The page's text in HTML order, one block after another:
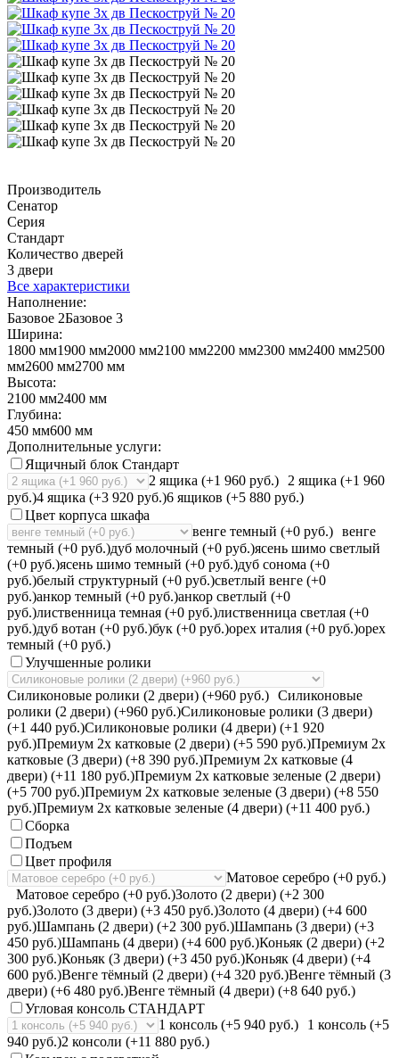
Производитель
Сенатор
Серия
Стандарт
Количество дверей
3 двери
Все характеристики
Наполнение:
Базовое 2Базовое 3
Ширина:
1800 мм1900 мм2000 мм2100 мм2200 мм2300 мм2400 мм2500
мм2600 мм2700 мм
Высота:
2100 мм2400 мм
Глубина:
450 мм600 мм
Дополнительные услуги:
Ящичный блок Стандарт
2 ящика (+1 960 руб.)
2 ящика (+1 960
руб.)4 ящика (+3 920 руб.)6 ящиков (+5 880 руб.)
Цвет корпуса шкафа
венге темный (+0 руб.) венге
темный (+0 руб.)дуб молочный (+0 руб.)ясень шимо светлый
(+0 руб.)ясень шимо темный (+0 руб.)дуб сонома (+0
руб.)белый структурный (+0 руб.)светлый венге (+0
руб.)анкор темный (+0 руб.)анкор светлый (+0
руб.)лиственница темная (+0 руб.)лиственница светлая (+0
руб.)дуб вотан (+0 руб.)бук (+0 руб.)орех италия (+0 руб.)орех
темный (+0 руб.)
Улучшенные ролики
Силиконовые ролики (2 двери) (+960 руб.) Силиконовые
ролики (2 двери) (+960 руб.)Силиконовые ролики (3 двери)
(+1 440 руб.)Силиконовые ролики (4 двери) (+1 920
руб.)Премиум 2х катковые (2 двери) (+5 590 руб.)Премиум 2х
катковые (3 двери) (+8 390 руб.)Премиум 2х катковые (4
двери) (+11 180 руб.)Премиум 2х катковые зеленые (2 двери)
(+5 700 руб.)Премиум 2х катковые зеленые (3 двери) (+8 550
руб.)Премиум 2х катковые зеленые (4 двери) (+11 400 руб.)
Сборка
Подъем
Цвет профиля
Матовое серебро (+0 руб.)
Матовое серебро (+0 руб.)Золото (2 двери) (+2 300
руб.)Золото (3 двери) (+3 450 руб.)Золото (4 двери) (+4 600
руб.)Шампань (2 двери) (+2 300 руб.)Шампань (3 двери) (+3
450 руб.)Шампань (4 двери) (+4 600 руб.)Коньяк (2 двери) (+2
300 руб.)Коньяк (3 двери) (+3 450 руб.)Коньяк (4 двери) (+4
600 руб.)Венге тёмный (2 двери) (+4 320 руб.)Венге тёмный (3
двери) (+6 480 руб.)Венге тёмный (4 двери) (+8 640 руб.)
Угловая консоль СТАНДАРТ
1 консоль (+5 940 руб.)
1 консоль (+5
940 руб.)2 консоли (+11 880 руб.)